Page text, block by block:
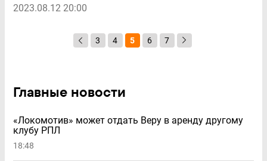
2023.08.12 20:00
3 4 5 6 7
Главные новости
«Локомотив» может отдать Веру в аренду другому
клубу РПЛ
18:48